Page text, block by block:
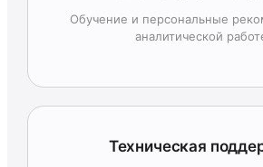
Обучение и персональные
аналитической
Техническая